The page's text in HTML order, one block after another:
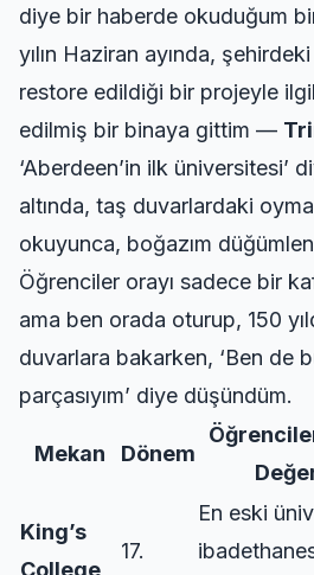
diye bir haberde okuduğum
yılın Haziran ayında, şehirdeki
restore edildiği bir projeyle
edilmiş bir binaya gittim —
‘Aberdeen’in ilk üniversitesi’
altında, taş duvarlardaki oyma
okuyunca, boğazım
Öğrenciler orayı sadece bir
ama ben orada oturup, 150
duvarlara bakarken, ‘Ben de
parçasıyım’ diye düşündüm.
Mekan Dönem
King’s
College
17.
En eski